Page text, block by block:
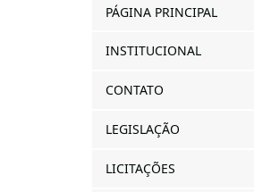
PÁGINA PRINCIPAL
INSTITUCIONAL
CONTATO
LEGISLAÇÃO
LICITAÇÕES